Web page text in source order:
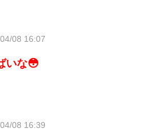
08 16:07
いな😳
08 16:39